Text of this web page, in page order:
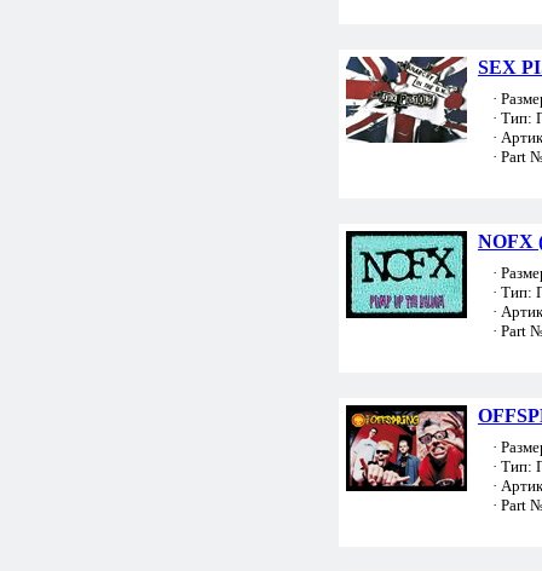
SEX
·
· Тип:
·
· Part
NOFX
·
· Тип:
·
· Part
·
· Тип:
·
· Part